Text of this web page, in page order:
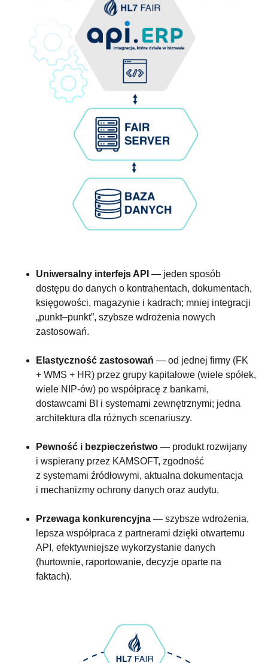
Uniwersalny interfejs API — jeden sposób
dostępu do danych o kontrahentach, dokumentach,
księgowości, magazynie i kadrach; mniej integracji
„punkt–punkt”, szybsze wdrożenia nowych
zastosowań.
Elastyczność zastosowań — od jednej firmy (FK
+ WMS + HR) przez grupy kapitałowe (wiele spółek,
wiele NIP-ów) po współpracę z bankami,
dostawcami BI i systemami zewnętrznymi; jedna
architektura dla różnych scenariuszy.
Pewność i bezpieczeństwo — produkt rozwijany
i wspierany przez KAMSOFT, zgodność
z systemami źródłowymi, aktualna dokumentacja
i mechanizmy ochrony danych oraz audytu.
Przewaga konkurencyjna — szybsze wdrożenia,
lepsza współpraca z partnerami dzięki otwartemu
API, efektywniejsze wykorzystanie danych
(hurtownie, raportowanie, decyzje oparte na
faktach).